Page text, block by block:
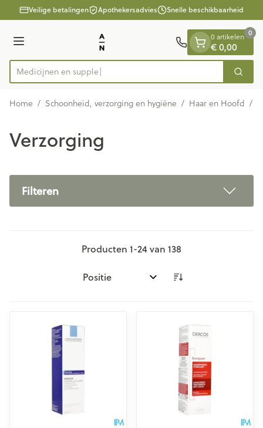
Ga naar de inhoud
1 van 1Veilige betalingen Apothekersadvies Snelle beschikbaarheid
Menu
Product, merk, categorie...
Me Zoek
0 artikelen
€ 0,00
0
Home / Schoonheid, verzorging en hygiëne / Haar en Hoofd /
Verzorging
Filteren
Producten 1-24van 138
Sorteer op: